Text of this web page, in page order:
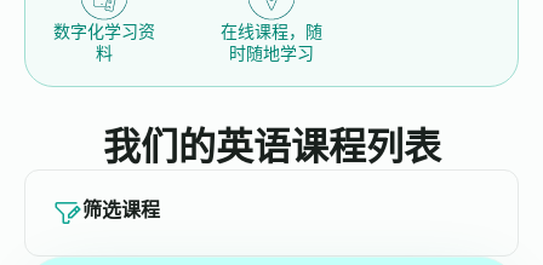
我们的英语课程列表
数字化学习资
料
在线课程，随
时随地学习
筛选课程